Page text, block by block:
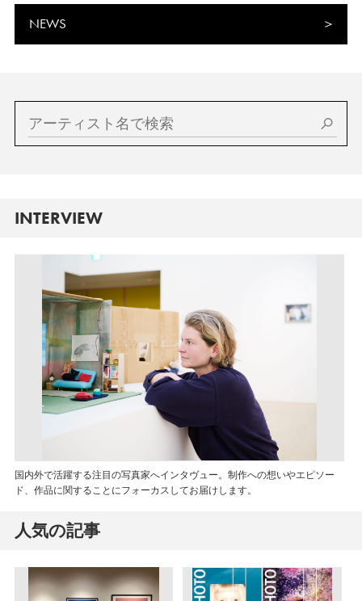
NEWS
INTERVIEW
国内外で活躍する注目の写真家へインタヴュー。制作への想いやエピソー
ド、作品に関することにフォーカスしてお届けします。
人気の記事